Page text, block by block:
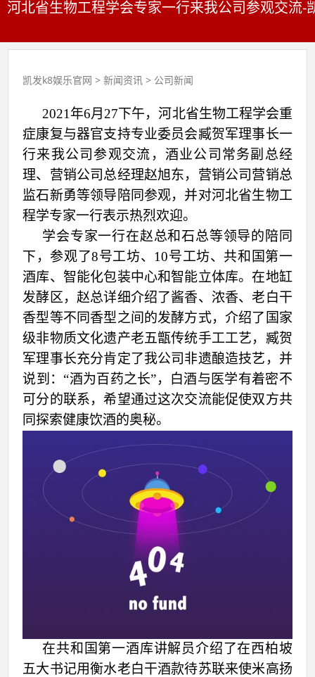
河北省生物工程学会专家一行来我公司参观交流-
凯发k8娱乐官网 >新闻资讯 > 公司新闻
2021年6月27下午，河北省生物工程学会重
症康复与器官支持专业委员会臧贺军理事长一
行来我公司参观交流，酒业公司常务副总经
理、营销公司总经理赵旭东，营销公司营销总
监石新勇等领导陪同参观，并对河北省生物工
程学专家一行表示热烈欢迎。
学会专家一行在赵总和石总等领导的陪同
下，参观了8号工坊、10号工坊、共和国第一
酒库、智能化包装中心和智能立体库。在地缸
发酵区，赵总详细介绍了酱香、浓香、老白干
香型等不同香型之间的发酵方式，介绍了国家
级非物质文化遗产老五甑传统手工工艺，臧贺
军理事长充分肯定了我公司非遗酿造技艺，并
说到：“酒为百药之长”，白酒与医学有着密不
可分的联系，希望通过这次交流能促使双方共
同探索健康饮酒的奥秘。
在共和国第一酒库讲解员介绍了在西柏坡
五大书记用衡水老白干酒款待苏联来使米高扬